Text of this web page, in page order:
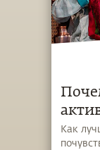
вам
Как